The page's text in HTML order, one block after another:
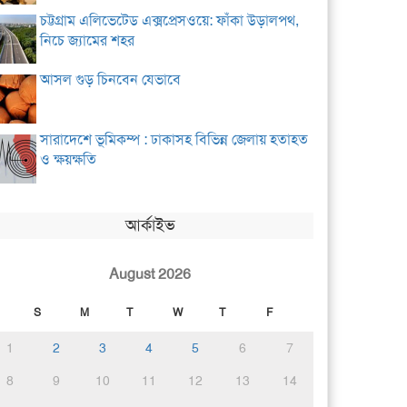
চট্টগ্রাম এলিভেটেড এক্সপ্রেসওয়ে: ফাঁকা উড়ালপথ,
নিচে জ্যামের শহর
আসল গুড় চিনবেন যেভাবে
সারাদেশে ভূমিকম্প : ঢাকাসহ বিভিন্ন জেলায় হতাহত
ও ক্ষয়ক্ষতি
আর্কাইভ
August 2026
S M T W T F
1 2 3 4 5 6
7
8
9 10 11 12 13
14